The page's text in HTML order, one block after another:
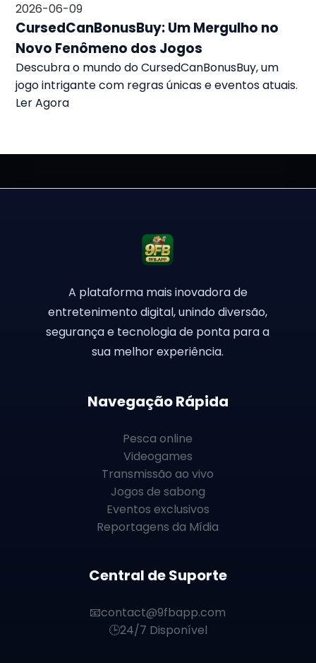
2026-06-09
CursedCanBonusBuy: Um Mergulho no
Novo Fenômeno dos Jogos
Descubra o mundo do CursedCanBonusBuy, um
jogo intrigante com regras únicas e eventos atuais.
Ler Agora
A plataforma mais inovadora de
entretenimento digital, unindo diversão,
segurança e tecnologia de ponta para a
sua melhor experiência.
Navegação Rápida
Pesca online
Videogames
Transmissão ao vivo
Jogos de sabong
Eventos exclusivos
Reportagens da Mídia
Central de Suporte
📧contact@9fbapp.com
🕒24/7 Disponível